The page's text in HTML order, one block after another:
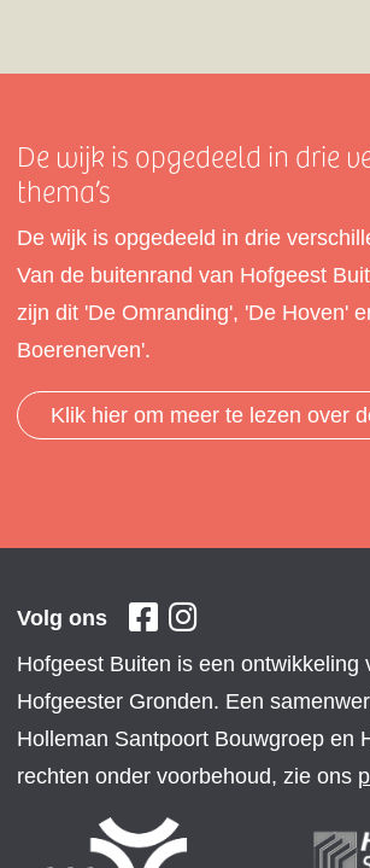
De wijk is opgedeeld in drie
thema’s
De wijk is opgedeeld in drie
Van de buitenrand van Hofgeest
zijn dit 'De Omranding', 'De Hoven'
Boerenerven'.
Klik hier om meer te lezen over
Volg ons
Hofgeest Buiten is een ontwikkeling
Hofgeester Gronden. Een
Holleman Santpoort Bouwgroep en
rechten onder voorbehoud, zie ons